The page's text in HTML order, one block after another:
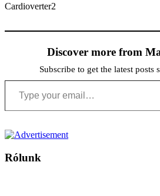
Cardioverter2
Discover more from
Subscribe to get the latest posts
Type your email…
Rólunk